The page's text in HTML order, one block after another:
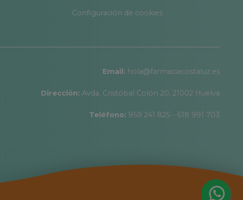
Configuración de cookies
Email: hola@farmaciacostaluz.es
Dirección: Avda. Cristóbal Colón 20, 21002 Huelva
Teléfono: 959 241 825 - 618 991 703